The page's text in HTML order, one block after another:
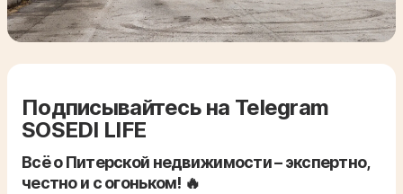
Подписывайтесь на Telegram
SOSEDI LIFE
Всё о Питерской недвижимости – экспертно,
честно и с огоньком! 🔥